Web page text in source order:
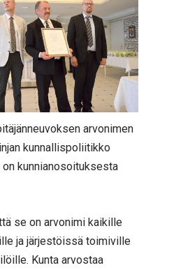
arvonimen
kunnallispoliitikko
on kunnianosoituksesta
se on arvonimi kaikille
ja järjestöissä toimiville
Kunta arvostaa